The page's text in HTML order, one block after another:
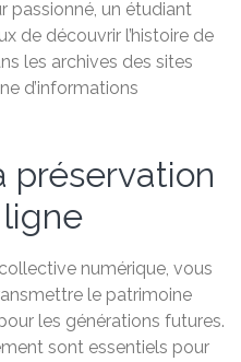
passionné, un étudiant
de découvrir l’histoire de
les archives des sites
d’informations
préservation
ligne
numérique, vous
le patrimoine
les générations futures.
sont essentiels pour